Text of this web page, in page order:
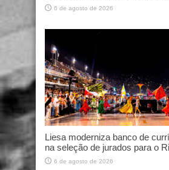
6 de agosto de 2026
Liesa moderniza banco de
na seleção de jurados para o
6 de agosto de 2026